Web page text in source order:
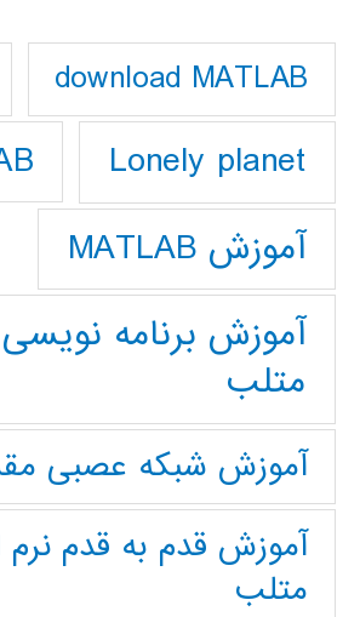
download MATLAB
Lonely planet
آموزش MATLAB
آموزش برنامه
متلب
آموزش شبکه عصبی
آموزش قدم به قدم نرم
متلب